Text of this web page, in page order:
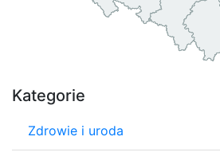
Kategorie
Zdrowie i uroda